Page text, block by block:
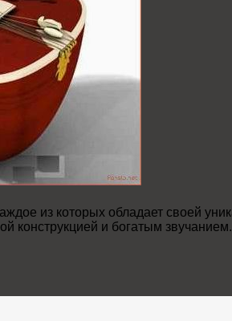
из которых обладает своей
конструкцией и богатым